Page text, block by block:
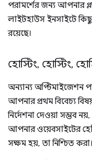
পরামর্শের জন্য আপনার
লাইটহাউস ইনসাইটে
রয়েছে।
হোস্টিং, হোস্টিং,
অন্যান্য অপ্টিমাইজেশন
আপনার প্রথম বিবেচ্য বিষয়
নির্দেশনা দেওয়া সম্ভব
আপনার ওয়েবসাইটের
সক্ষম হয়, তা নিশ্চিত করা।